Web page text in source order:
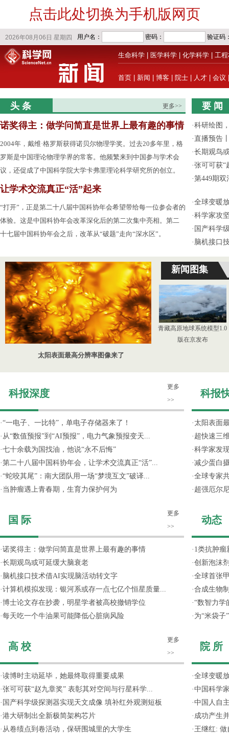
点击此处切换为手机版网页
生命科学 医学科学 化学科学 工
首页 新闻 博客 院士 人才 会议
头 条 更多>>
诺奖得主：做学问简直是世界上最有趣的事情
2004年，戴维·格罗斯获得诺贝尔物理学奖。过去20多年里，格
罗斯是中国理论物理学界的常客。他频繁来到中国参与学术会
议，还促成了中国科学院大学卡弗里理论科学研究所的创立。
让学术交流真正“活”起来
“打开”，正是第二十八届中国科协年会希望带给每一位参会者的
体验。这是中国科协年会改革深化后的第二次集中亮相。第二
十七届中国科协年会之后，改革从“破题”走向“深水区”。
要 闻
·科研绘图
·直播预告
·长期观鸟
·张可可获“
·第449期双
·全球变暖
·科学家攻
· 国产科学
· 脑机接口
太阳表面最高分辨率图像来了
新闻图集
青藏高原地球系统模型1.0
版在京发布
科报深度
更多
>>
·“一电子、一比特”，单电子存储器来了！
· 从“数值预报”到“AI预报”，电力气象预报变天...
·七十余载为国找油，他说“永不后悔”
·第二十八届中国科协年会，让学术交流真正“活”...
·“蛇咬其尾”：南大团队用一场“梦境互文”破译...
· 当肿瘤遇上青春期，生育力保护何为
国 际
更多
>>
·诺奖得主：做学问简直是世界上最有趣的事情
·长期观鸟或可延缓大脑衰老
· 脑机接口技术借AI实现脑活动转文字
·计算机模拟发现：银河系或存一点七亿个恒星质量...
·博士论文存在抄袭，明星学者被高校撤销学位
·每天吃一个牛油果可能降低心脏病风险
高 校
更多
>>
·读博时主动延毕，她最终取得重要成果
·张可可获“赵九章奖” 表彰其对空间与行星科学...
· 国产科学级探测器实现天文成像 填补红外观测短板
·港大研制出全新极简架构芯片
· 从卷绩点到卷活动，保研围城里的大学生
科报
· 太阳表面
· 超快速三
·科学家发
·减少蛋白
·全球专家
· 超强厄尔
动态
· 1类抗肿瘤
·创新泡沫
·全球首张
·合成生物
·“数智力学
· 为“米袋子
院 所
·全球变暖
·中国科学
·中国人自
· 成功产生
· 王继红: 做